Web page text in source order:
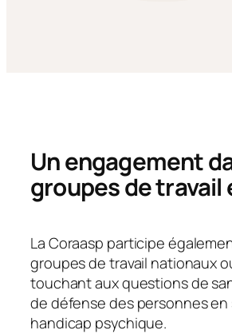
Un engagement
groupes de travail
La Coraasp participe
groupes de travail nationaux
touchant aux questions de
de défense des personnes
handicap psychique.